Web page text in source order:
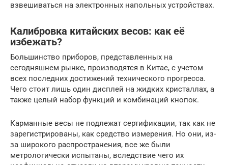
взвешиваться на электронных напольных устройствах.
Калибровка китайских весов: как её
избежать?
Большинство приборов, представленных на
сегодняшнем рынке, производятся в Китае, с учетом
всех последних достижений технического прогресса.
Чего стоит лишь один дисплей на жидких кристаллах, а
также целый набор функций и комбинаций кнопок.
Карманные весы не подлежат сертификации, так как не
зарегистрированы, как средство измерения. Но они, из-
за широкого распространения, все же были
метрологически испытаны, вследствие чего их